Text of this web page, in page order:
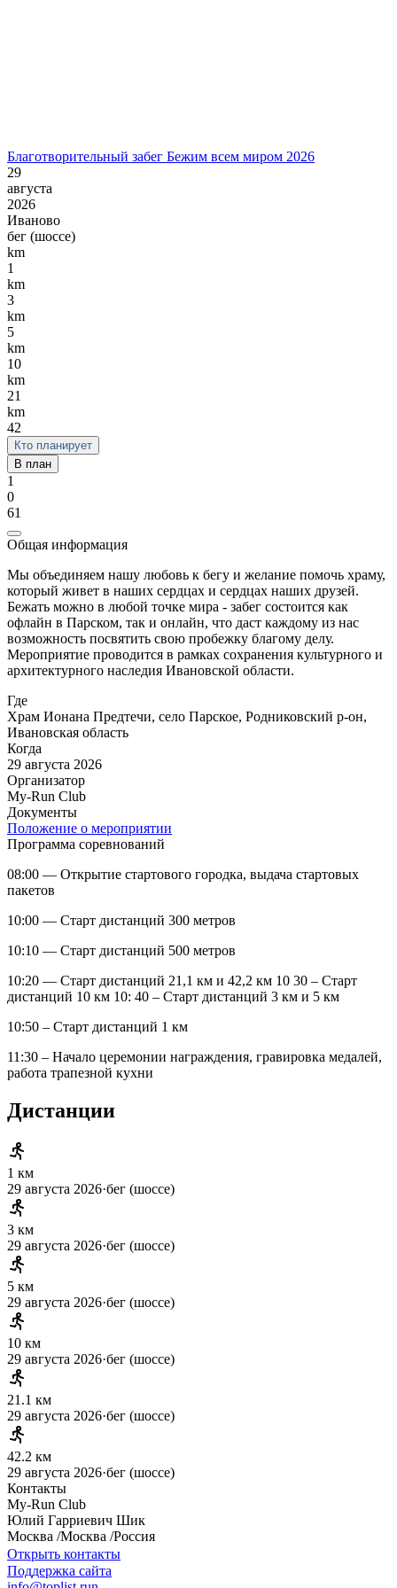
Благотворительный забег Бежим всем миром 2026
29
августа
2026
Иваново
бег (шоссе)
km
1
km
3
km
5
km
10
km
21
km
42
Кто планирует
В план
1
0
61
Общая информация
Мы объединяем нашу любовь к бегу и желание помочь храму,
который живет в наших сердцах и сердцах наших друзей.
Бежать можно в любой точке мира - забег состоится как
офлайн в Парском, так и онлайн, что даст каждому из нас
возможность посвятить свою пробежку благому делу.
Мероприятие проводится в рамках сохранения культурного и
архитектурного наследия Ивановской области.
Где
Храм Ионана Предтечи, село Парское, Родниковский р-он,
Ивановская область
Когда
29 августа 2026
Организатор
My-Run Club
Документы
Положение о мероприятии
Программа соревнований
08:00 — Открытие стартового городка, выдача стартовых
пакетов
10:00 — Старт дистанций 300 метров
10:10 — Старт дистанций 500 метров
10:20 — Старт дистанций 21,1 км и 42,2 км 10 30 – Старт
дистанций 10 км 10: 40 – Старт дистанций 3 км и 5 км
10:50 – Старт дистанций 1 км
11:30 – Начало церемонии награждения, гравировка медалей,
работа трапезной кухни
Дистанции
1 км
29 августа 2026·бег (шоссе)
3 км
29 августа 2026·бег (шоссе)
5 км
29 августа 2026·бег (шоссе)
10 км
29 августа 2026·бег (шоссе)
21.1 км
29 августа 2026·бег (шоссе)
42.2 км
29 августа 2026·бег (шоссе)
Контакты
My-Run Club
Юлий Гарриевич Шик
Москва /Москва /Россия
Открыть контакты
Поддержка сайта